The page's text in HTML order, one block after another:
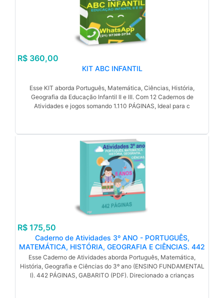
R$ 360,00
KIT ABC INFANTIL
Esse KIT aborda Português, Matemática, Ciências, História,
Geografia da Educação Infantil II e III. Com 12 Cadernos de
Atividades e jogos somando 1.110 PÁGINAS, Ideal para c
R$ 175,50
Caderno de Atividades 3º ANO - PORTUGUÊS,
MATEMÁTICA, HISTÓRIA, GEOGRAFIA E CIÊNCIAS. 442
páginas. GABARITO. PDF. (8 anos).
Esse Caderno de Atividades aborda Português, Matemática,
História, Geografia e Ciências do 3º ano (ENSINO FUNDAMENTAL
I). 442 PÁGINAS, GABARITO (PDF). Direcionado a crianças